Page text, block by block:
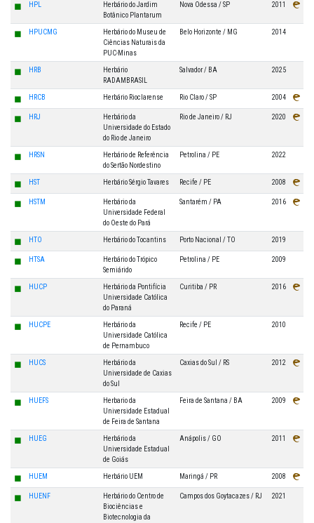
◼ HPL
Herbário do Jardim
Botânico Plantarum
Nova Odessa / SP 2011
◼ HPUCMG
Herbário do Museu de
Ciências Naturais da
PUC-Minas
Belo Horizonte / MG 2014
◼ HRB
Herbário
RADAMBRASIL
Salvador / BA 2025
◼ HRCB Herbário Rioclarense Rio Claro / SP 2004
◼ HRJ
Herbário da
Universidade do Estado
do Rio de Janeiro
Rio de Janeiro / RJ 2020
◼ HRSN
Herbário de Referência
do Sertão Nordestino
Petrolina / PE 2022
◼ HST Herbário Sérgio Tavares Recife / PE 2008
◼ HSTM
Herbário da
Universidade Federal
do Oeste do Pará
Santarém / PA 2016
◼ HTO Herbário do Tocantins Porto Nacional / TO 2019
◼ HTSA
Herbário do Trópico
Semiárido
Petrolina / PE 2009
◼ HUCP
Herbário da Pontifícia
Universidade Católica
do Paraná
Curitiba / PR 2016
◼ HUCPE
Herbário da
Universidade Católica
de Pernambuco
Recife / PE 2010
◼ HUCS
Herbário da
Universidade de Caxias
do Sul
Caxias do Sul / RS 2012
◼ HUEFS
Herbario da
Universidade Estadual
de Feira de Santana
Feira de Santana / BA 2009
◼ HUEG
Herbário da
Universidade Estadual
de Goiás
Anápolis / GO 2011
◼ HUEM Herbário UEM Maringá / PR 2008
◼ HUENF
Herbário do Centro de
Biociências e
Biotecnologia da
Campos dos Goytacazes / RJ 2021